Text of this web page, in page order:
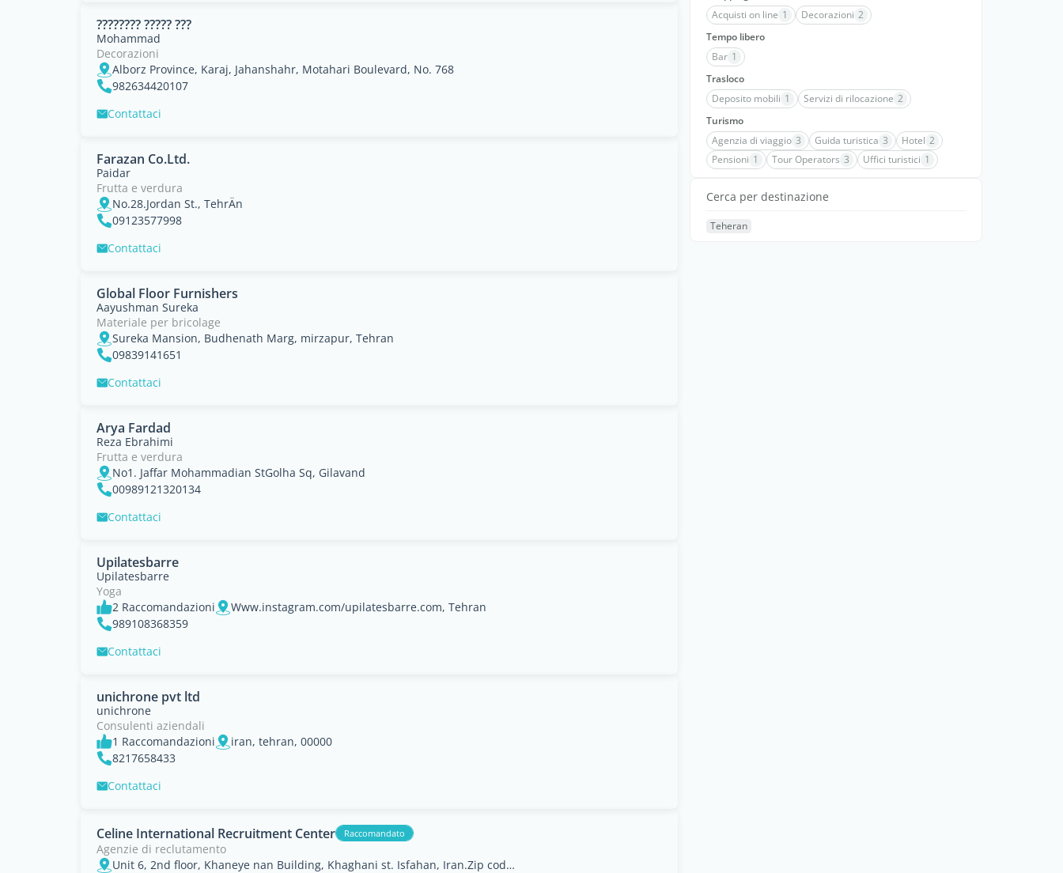
???????? ????? ???
Mohammad
Decorazioni
Alborz Province, Karaj, Jahanshahr, Motahari Boulevard, No. 768
982634420107
Contattaci
Farazan Co.Ltd.
Paidar
Frutta e verdura
No.28.Jordan St., TehrÄn
09123577998
Contattaci
Global Floor Furnishers
Aayushman Sureka
Materiale per bricolage
Sureka Mansion, Budhenath Marg, mirzapur, Tehran
09839141651
Contattaci
Arya Fardad
Reza Ebrahimi
Frutta e verdura
No1. Jaffar Mohammadian StGolha Sq, Gilavand
00989121320134
Contattaci
Upilatesbarre
Upilatesbarre
Yoga
2 Raccomandazioni
Www.instagram.com/upilatesbarre.com, Tehran
989108368359
Contattaci
unichrone pvt ltd
unichrone
Consulenti aziendali
1 Raccomandazioni
iran, tehran, 00000
8217658433
Contattaci
Celine International Recruitment Center Raccomandato
Agenzie di reclutamento
Unit 6, 2nd floor, Khaneye nan Building, Khaghani st. Isfahan, Iran.Zip code: 8175838652
Acquisti on line 1 Decorazioni 2
Tempo libero
Bar 1
Trasloco
Deposito mobili 1 Servizi di rilocazione 2
Turismo
Agenzia di viaggio 3 Guida turistica 3 Hotel 2
Pensioni 1 Tour Operators 3 Uffici turistici 1
Cerca per destinazione
Teheran